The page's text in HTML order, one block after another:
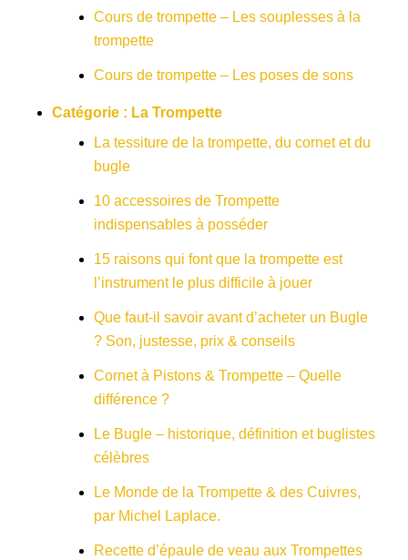
Cours de trompette – Les souplesses à la
trompette
Cours de trompette – Les poses de sons
Catégorie : La Trompette
La tessiture de la trompette, du cornet et du
bugle
10 accessoires de Trompette
indispensables à posséder
15 raisons qui font que la trompette est
l’instrument le plus difficile à jouer
Que faut-il savoir avant d’acheter un Bugle
? Son, justesse, prix & conseils
Cornet à Pistons & Trompette – Quelle
différence ?
Le Bugle – historique, définition et buglistes
célèbres
Le Monde de la Trompette & des Cuivres,
par Michel Laplace.
Recette d’épaule de veau aux Trompettes